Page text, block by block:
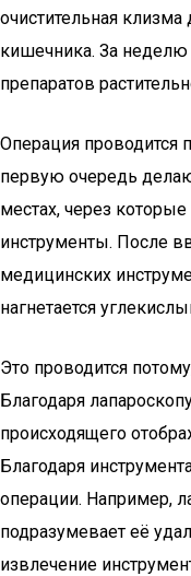
очистительная
кишечника. За неделю
препаратов
Операция проводится
первую очередь
местах, через
инструменты. После
медицинских
нагнетается
Это проводится
Благодаря
происходящего
Благодаря
операции. Например,
подразумевает её
извлечение